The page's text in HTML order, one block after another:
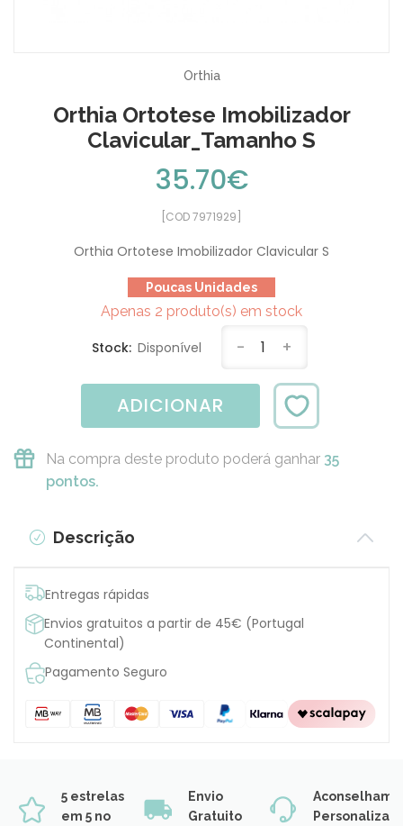
Orthia
Orthia Ortotese Imobilizador
Clavicular_Tamanho S
35.70€
[COD 7971929]
Orthia Ortotese Imobilizador Clavicular S
Poucas Unidades
Apenas 2 produto(s) em stock
Stock: Disponível - 1 +
ADICIONAR
Na compra deste produto poderá ganhar 35
pontos.
Descrição
Entregas rápidas
Envios gratuitos a partir de 45€ (Portugal
Continental)
Pagamento Seguro
5 estrelas
em 5 no
Envio
Gratuito